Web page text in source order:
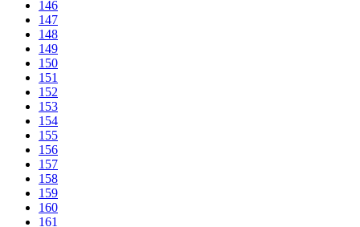
146
147
148
149
150
151
152
153
154
155
156
157
158
159
160
161